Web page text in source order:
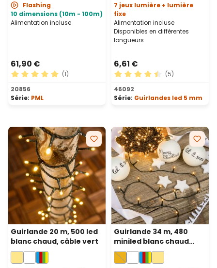
Flashing
10 dimensions (10m - 100m)
Alimentation incluse
61,90 €
Note moyenne de 5 sur 5 étoiles
(1)
20856
Série: PML
7 jeux lumière + lumière
fixe
Alimentation incluse
Disponibles en différentes
longueurs
6,61 €
Note moyenne de 4.6 sur
(5)
46092
Série: Guirlandes led 5 mm
Guirlande 20 m, 500 led
blanc chaud, câble vert
Guirlande 34 m, 480
miniled blanc chaud
traditionnel, câble vert